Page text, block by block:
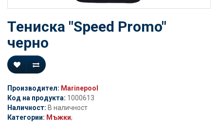
Тениска "Speed Promo"
черно
Производител: Marinepool
Код на продукта: 1000613
Наличност: В наличност
Категории: Мъжки;